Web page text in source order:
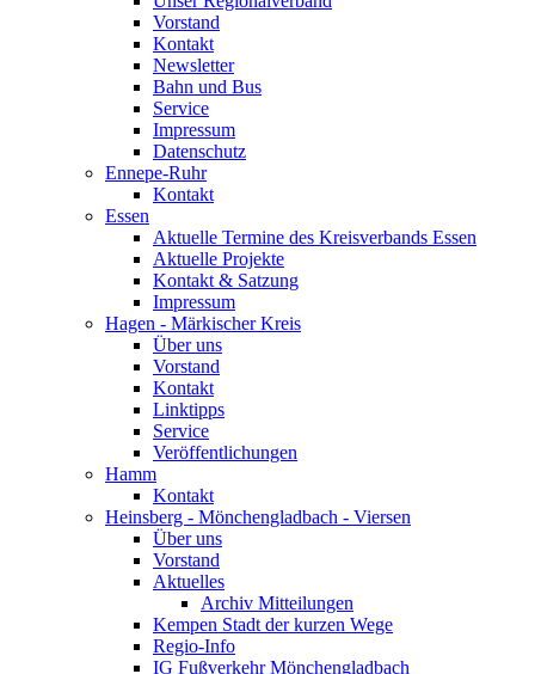
Vorstand
Kontakt
Newsletter
Bahn und Bus
Service
Impressum
Datenschutz
Ennepe-Ruhr
Kontakt
Essen
Aktuelle Termine des Kreisverbands Essen
Aktuelle Projekte
Kontakt & Satzung
Impressum
Hagen - Märkischer Kreis
Über uns
Vorstand
Kontakt
Linktipps
Service
Veröffentlichungen
Hamm
Kontakt
Heinsberg - Mönchengladbach - Viersen
Über uns
Vorstand
Aktuelles
Archiv Mitteilungen
Kempen Stadt der kurzen Wege
Regio-Info
IG Fußverkehr Mönchengladbach